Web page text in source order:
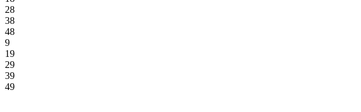
28
38
48
9
19
29
39
49